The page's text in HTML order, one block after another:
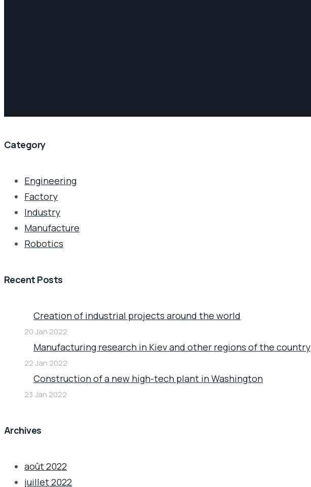
Category
Engineering
Factory
Industry
Manufacture
Robotics
Recent Posts
Creation of industrial projects around the world
20 Jan 2022
Manufacturing research in Kiev and other regions of the country
22 Jan 2022
Construction of a new high-tech plant in Washington
23 Jan 2022
Archives
août 2022
juillet 2022